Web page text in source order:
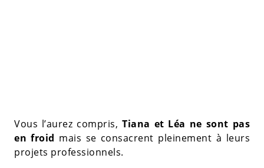
Vous l’aurez compris,Tiana et Léa ne sont pas
en froid mais se consacrent pleinement à leurs
projets professionnels.